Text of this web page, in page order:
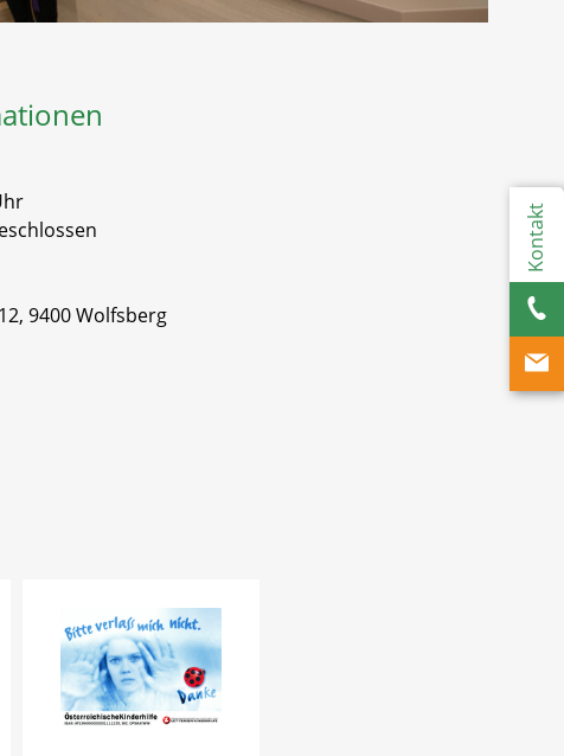
Kontakt
9400 Wolfsberg